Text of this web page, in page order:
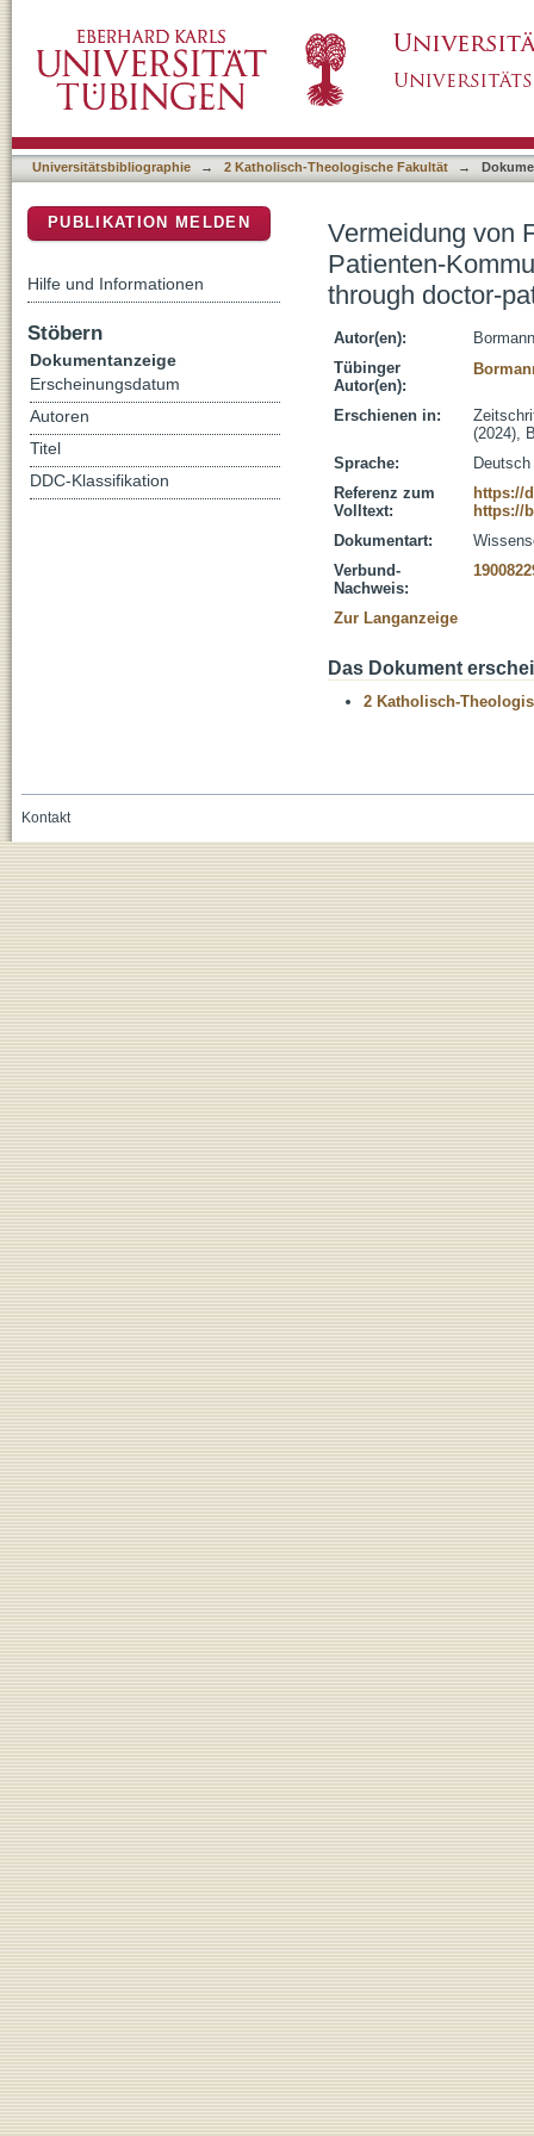
Avoiding misallocations at the end of life
Universitätsbibliographie → 2 Katholisch-Theologische Fakultät →
Vermeidung von
Patienten-
through doctor-
Autor(en):
Tübinger
Autor(en):
Erschienen in:
(2024),
Sprache:
Deutsch
Referenz zum
Volltext:
https://
https://
Dokumentart:
Verbund-
Nachweis:
Zur Langanzeige
Das Dokument
2 Katholisch-
PUBLIKATION MELDEN
Hilfe und Informationen
Stöbern
Dokumentanzeige
Erscheinungsdatum
Autoren
Titel
DDC-Klassifikation
Kontakt